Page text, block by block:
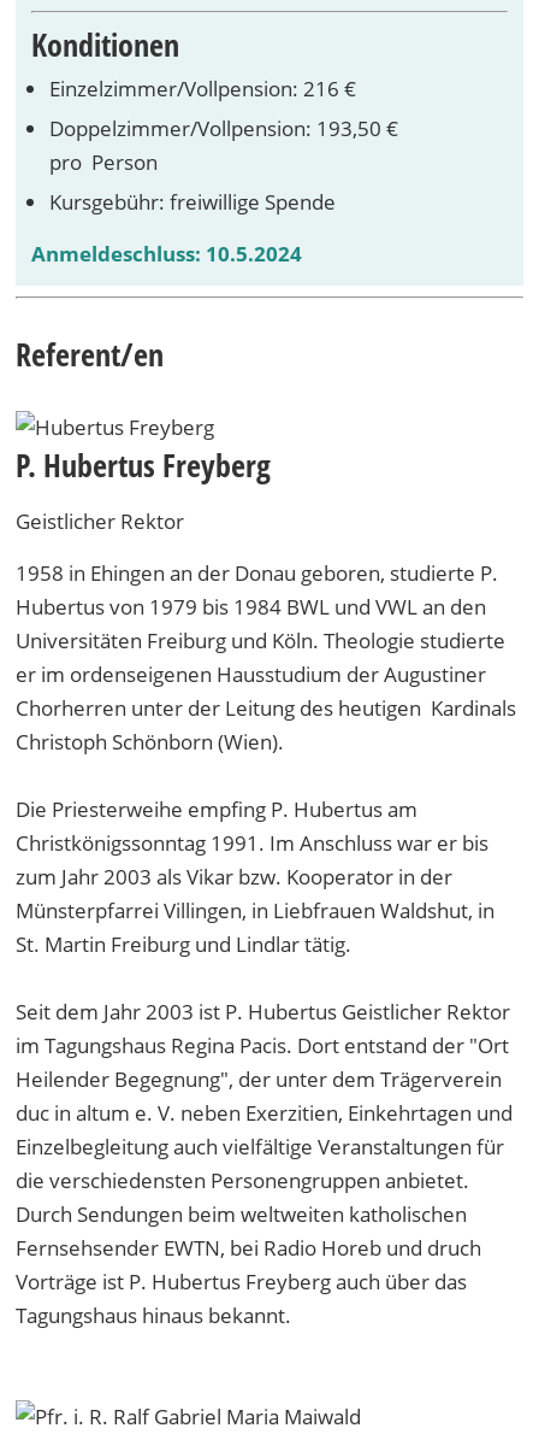
Konditionen
Einzelzimmer/Vollpension: 216 €
Doppelzimmer/Vollpension: 193,50 €
pro Person
Kursgebühr: freiwillige Spende
Anmeldeschluss: 10.5.2024
Referent/en
P. Hubertus Freyberg
Geistlicher Rektor
1958 in Ehingen an der Donau geboren, studierte P.
Hubertus von 1979 bis 1984 BWL und VWL an den
Universitäten Freiburg und Köln. Theologie studierte
er im ordenseigenen Hausstudium der Augustiner
Chorherren unter der Leitung des heutigen Kardinals
Christoph Schönborn (Wien).
Die Priesterweihe empfing P. Hubertus am
Christkönigssonntag 1991. Im Anschluss war er bis
zum Jahr 2003 als Vikar bzw. Kooperator in der
Münsterpfarrei Villingen, in Liebfrauen Waldshut, in
St. Martin Freiburg und Lindlar tätig.
Seit dem Jahr 2003 ist P. Hubertus Geistlicher Rektor
im Tagungshaus Regina Pacis. Dort entstand der "Ort
Heilender Begegnung", der unter dem Trägerverein
duc in altum e. V. neben Exerzitien, Einkehrtagen und
Einzelbegleitung auch vielfältige Veranstaltungen für
die verschiedensten Personengruppen anbietet.
Durch Sendungen beim weltweiten katholischen
Fernsehsender EWTN, bei Radio Horeb und druch
Vorträge ist P. Hubertus Freyberg auch über das
Tagungshaus hinaus bekannt.